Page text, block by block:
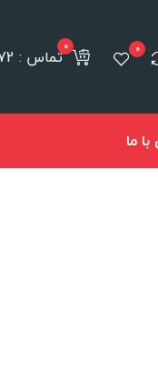
0 تماس : 02188311672-021884910130
ما